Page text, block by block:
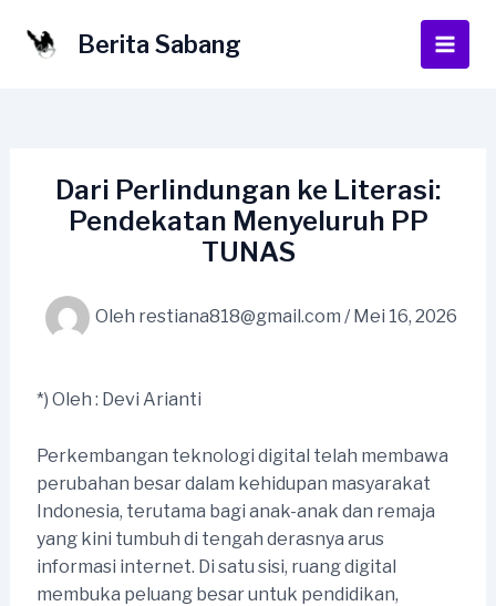
Berita Sabang
Main
Dari Perlindungan ke Literasi:
Pendekatan Menyeluruh PP
TUNAS
Oleh restiana818@gmail.com / Mei 16, 2026
*) Oleh : Devi Arianti
Perkembangan teknologi digital telah membawa
perubahan besar dalam kehidupan masyarakat
Indonesia, terutama bagi anak-anak dan remaja
yang kini tumbuh di tengah derasnya arus
informasi internet. Di satu sisi, ruang digital
membuka peluang besar untuk pendidikan,